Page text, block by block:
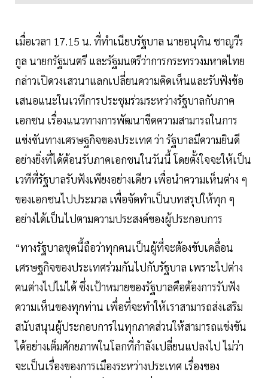
เมื่อเวลา 17.15 น. ที่ทำเนียบรัฐบาล นายอนุทิน ชาญวีร
กูล นายกรัฐมนตรี และรัฐมนตรีว่าการกระทรวงมหาดไทย
กล่าวเปิดวงเสวนาแลกเปลี่ยนความคิดเห็นและรับฟังข้อ
เสนอแนะในเวทีการประชุมร่วมระหว่างรัฐบาลกับภาค
เอกชน เรื่องแนวทางการพัฒนาขีดความสามารถในการ
แข่งขันทางเศรษฐกิจของประเทศ ว่า รัฐบาลมีความยินดี
อย่างยิ่งที่ได้ต้อนรับภาคเอกชนในวันนี้ โดยตั้งใจจะให้เป็น
เวทีที่รัฐบาลรับฟังเพียงอย่างเดียว เพื่อนำความเห็นต่าง ๆ
ของเอกชนไปประมวล เพื่อจัดทำเป็นบทสรุปให้ทุก ๆ
อย่างได้เป็นไปตามความประสงค์ของผู้ประกอบการ
“ทางรัฐบาลชุดนี้ถือว่าทุกคนเป็นผู้ที่จะต้องขับเคลื่อน
เศรษฐกิจของประเทศร่วมกันไปกับรัฐบาล เพราะไปต่าง
คนต่างไปไม่ได้ ซึ่งเป้าหมายของรัฐบาลคือต้องการรับฟัง
ความเห็นของทุกท่าน เพื่อที่จะทำให้เราสามารถส่งเสริม
สนับสนุนผู้ประกอบการในทุกภาคส่วนให้สามารถแข่งขัน
ได้อย่างเต็มศักยภาพในโลกที่กำลังเปลี่ยนแปลงไป ไม่ว่า
จะเป็นเรื่องของการเมืองระหว่างประเทศ เรื่องของ